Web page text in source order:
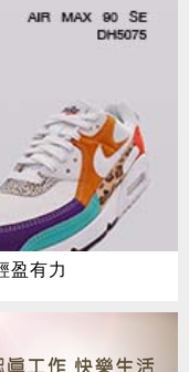
盈有力